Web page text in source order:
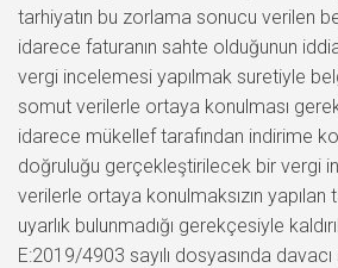
tarhiyatın bu zorlama sonucu verilen
idarece faturanın sahte olduğunun
vergi incelemesi yapılmak suretiyle
somut verilerle ortaya konulması
idarece mükellef tarafından indirime
doğruluğu gerçekleştirilecek bir vergi
verilerle ortaya konulmaksızın yapılan
uyarlık bulunmadığı gerekçesiyle
E:2019/4903 sayılı dosyasında davacı